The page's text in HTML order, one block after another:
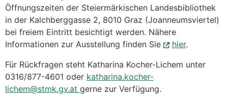
Öffnungszeiten der Steiermärkischen Landesbibliothek
in der Kalchberggasse 2, 8010 Graz (Joanneumsviertel)
bei freiem Eintritt besichtigt werden. Nähere
Informationen zur Ausstellung finden Sie
hier.
Für Rückfragen steht Katharina Kocher-Lichem unter
0316/877-4601 oder katharina.kocher-
lichem@stmk.gv.at gerne zur Verfügung.